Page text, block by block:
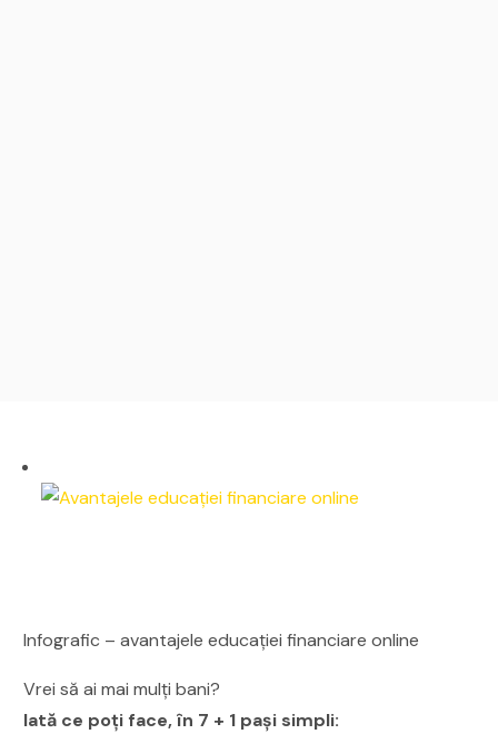
Infografic – avantajele educației financiare online
Vrei să ai mai mulți bani?
Iată ce poți face, în 7 + 1 pași simpli: